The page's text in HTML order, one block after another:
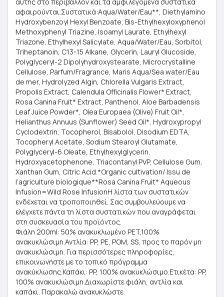
αφαιρούνται.Συστατικά:Aqua/Water/Eau**, Diethylamino
Hydroxybenzoyl Hexyl Benzoate, Bis-Ethylhexyloxyphenol
Methoxyphenyl Triazine, Isoamyl Laurate, Ethylhexyl
Triazone, Ethylhexyl Salicylate, Aqua/Water/Eau, Sorbitol,
Triheptanoin, C13-15 Alkane, Glycerin, Lauryl Glucoside,
Polyglyceryl-2 Dipolyhydroxystearate, Microcrystalline
Cellulose, Parfum/Fragrance, Maris Aqua/Sea water/Eau
de mer, Hydrolyzed Algin, Chlorella Vulgaris Extract,
Propolis Extract, Calendula Officinalis Flower* Extract,
Rosa Canina Fruit* Extract, Panthenol, Aloe Barbadensis
Leaf Juice Powder*, Olea Europaea (Olive) Fruit Oil*,
Helianthus Annuus (Sunflower) Seed Oil*, Hydroxypropyl
Cyclodextrin, Tocopherol, Bisabolol, Disodium EDTA,
Tocopheryl Acetate, Sodium Stearoyl Glutamate,
Polyglyceryl-6 Oleate, Ethylhexylglycerin,
Hydroxyacetophenone, Triacontanyl PVP, Cellulose Gum,
Xanthan Gum, Citric Acid.*Organic cultivation/ Issu de
l’agriculture biologique**Rosa Canina Fruit* Aqueous
Infusion=Wild Rose InfusionΗ λίστα των συστατικών
ενδέχεται να τροποποιηθεί. Σας συμβουλεύουμε να
ελέγχετε πάντα τη λίστα συστατικών που αναγράφεται
στη συσκευασία του προϊόντος.
Φιάλη 200ml: 50% ανακυκλωμένο PET,100%
ανακυκλώσιμη.Αντλία: PP, PE, POM, SS, προς το παρόν μη
ανακυκλώσιμη. Για περισσότερες πληροφορίες,
επικοινωνήστε με το τοπικό πρόγραμμα
ανακύκλωσης.Καπάκι: PP, 100% ανακυκλώσιμο.Ετικέτα: PP,
100% ανακυκλώσιμη.Διαχωρίστε φιάλη, αντλία και
καπάκι. Παρακαλώ ανακυκλώστε.